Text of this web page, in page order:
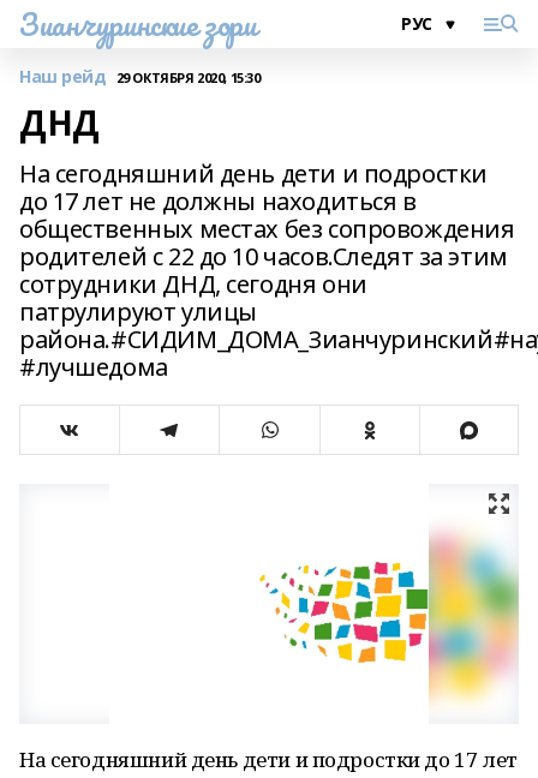
Зианчуринские зори
Наш рейд 29 ОКТЯБРЯ 2020, 15:30
ДНД
На сегодняшний день дети и подростки
до 17 лет не должны находиться в
общественных местах без сопровождения
родителей с 22 до 10 часов.Следят за этим
сотрудники ДНД, сегодня они
патрулируют улицы
#лучшедома
На сегодняшний день дети и подростки до 17 лет